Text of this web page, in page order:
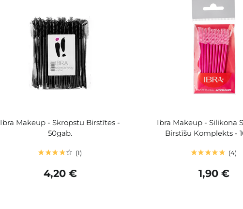
Ibra Makeup - Skropstu Birstītes -
50gab.
1
4,20 €
Ibra Makeup - Silikona
Birstīšu Komplekts -
4
1,90 €